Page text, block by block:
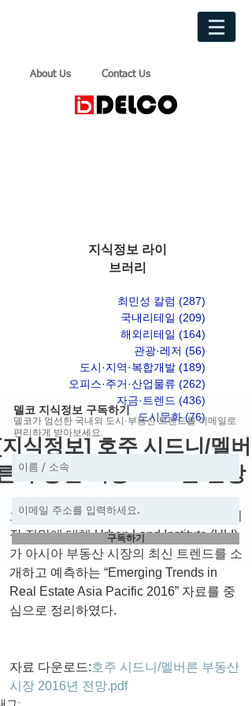
About Us Contact Us
지식정보 라이
브러리
최민성 칼럼 (287)
국내리테일 (209)
해외리테일 (164)
관광·레저 (56)
도시·지역·복합개발 (189)
오피스·주거·산업물류 (262)
자금·트렌드 (436)
도시문화 (76)게시물 76
식정보] 호주 시드니/멜버
부동산 시장 2016년 전망
호주 시드니와 멜버른의 2016년 부동산 시
장 전망에 대해 Urban Land Institute (ULI)
가 아시아 부동산 시장의 최신 트렌드를 소
개하고 예측하는 “Emerging Trends in
Real Estate Asia Pacific 2016” 자료를 중
심으로 정리하였다.
자료 다운로드:호주 시드니/멜버른 부동산
시장 2016년 전망.pdf
델코 지식정보 구독하기
델코가 엄선한 국내외 도시·부동산 트렌드를 이메일로
편리하게 받아보세요.
구독하기